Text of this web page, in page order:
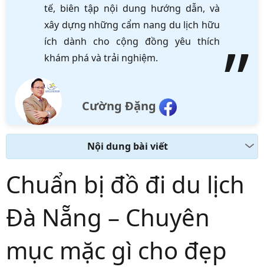
tế, biên tập nội dung hướng dẫn, và
xây dựng những cẩm nang du lịch hữu
ích dành cho cộng đồng yêu thích
khám phá và trải nghiệm.
Cường Đặng
Nội dung bài viết
Chuẩn bị đồ đi du lịch
Đà Nẵng – Chuyên
mục mặc gì cho đẹp